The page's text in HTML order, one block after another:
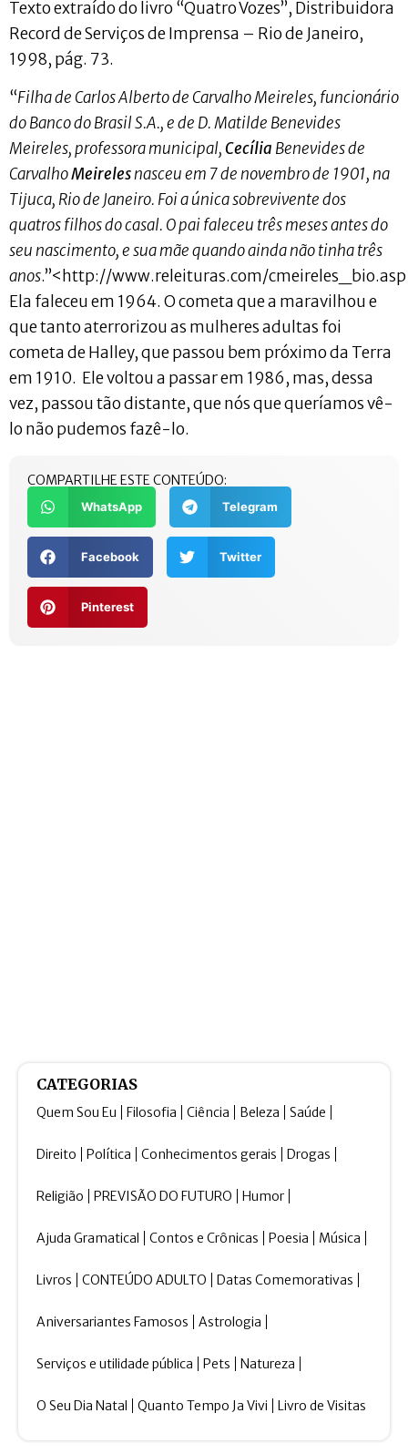
Texto extraído do livro “Quatro Vozes”, Distribuidora
Record de Serviços de Imprensa – Rio de Janeiro,
1998, pág. 73.
“Filha de Carlos Alberto de Carvalho Meireles, funcionário
do Banco do Brasil S.A., e de D. Matilde Benevides
Meireles, professora municipal,Cecília Benevides de
CarvalhoMeirelesnasceu em 7 de novembro de 1901, na
Tijuca, Rio de Janeiro. Foi a única sobrevivente dos
quatros filhos do casal. O pai faleceu três meses antes do
seu nascimento, e sua mãe quando ainda não tinha três
anos.”<http://www.releituras.com/
Ela faleceu em 1964. O cometa que a maravilhou e
que tanto aterrorizou as mulheres adultas foi
cometa de Halley, que passou bem próximo da Terra
em 1910. Ele voltou a passar em 1986, mas, dessa
vez, passou tão distante, que nós que queríamos vê-
lo não pudemos fazê-lo.
COMPARTILHE ESTE CONTEÚDO:
WhatsApp Telegram
Facebook Twitter
Pinterest
CATEGORIAS
Quem Sou Eu Filosofia Ciência Beleza Saúde
Direito Política Conhecimentos gerais Drogas
Religião PREVISÃO DO FUTURO Humor
Ajuda Gramatical Contos e Crônicas Poesia Música
Livros CONTEÚDO ADULTO Datas Comemorativas
Aniversariantes Famosos Astrologia
Serviços e utilidade pública Pets Natureza
O Seu Dia Natal Quanto Tempo Ja Vivi Livro de Visitas